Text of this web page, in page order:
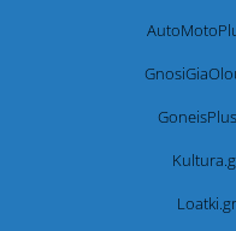
Loatki.gr